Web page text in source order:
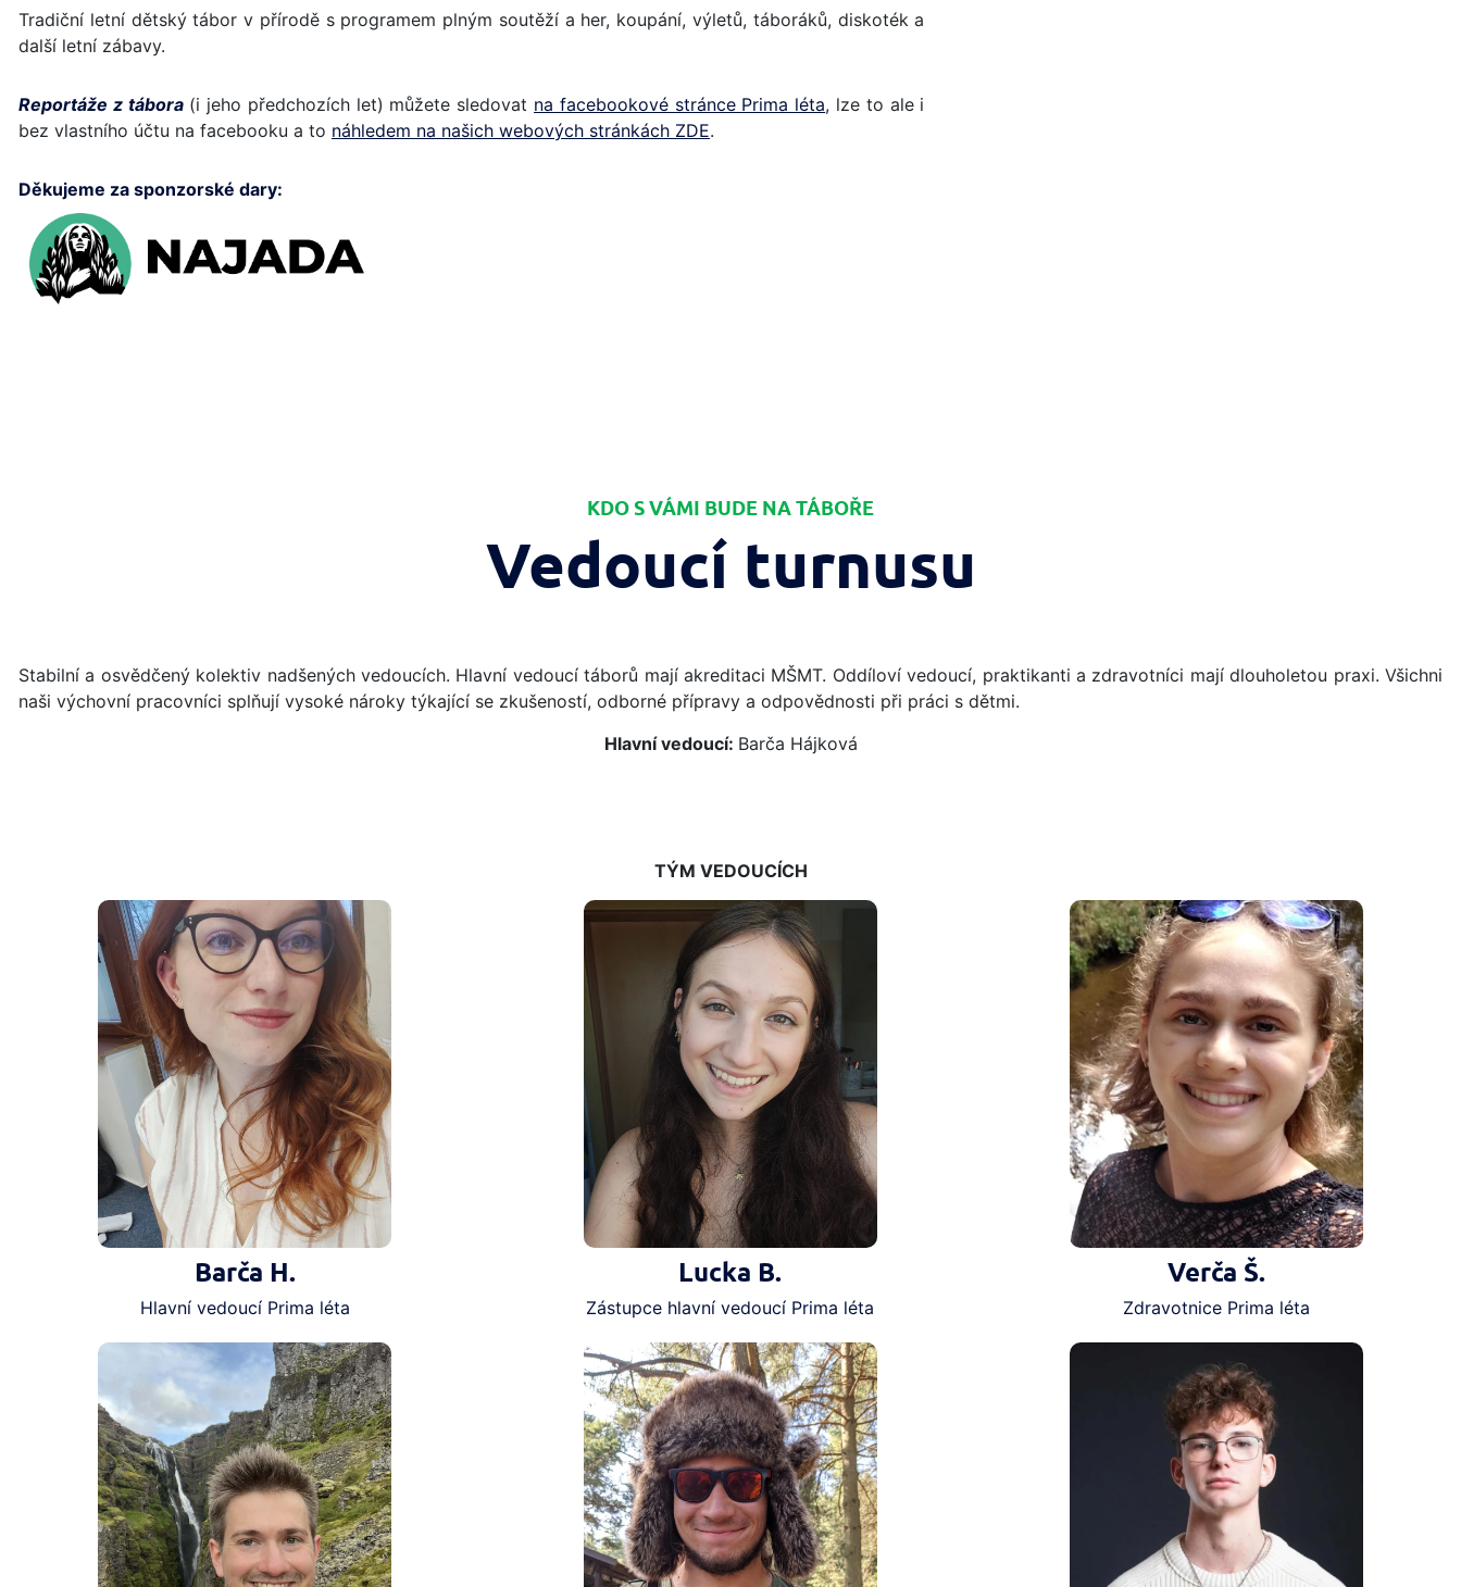
Tradiční letní dětský tábor v přírodě s programem plným soutěží a her, koupání, výletů, táboráků, diskoték a
další letní zábavy.
Reportáže z tábora(i jeho předchozích let) můžete sledovat na facebookové stránce Prima léta, lze to ale i
bez vlastního účtu na facebooku a to náhledem na našich webových stránkách ZDE.
Děkujeme za sponzorské dary:
KDO S VÁMI BUDE NA TÁBOŘE
Vedoucí turnusu
Stabilní a osvědčený kolektiv nadšených vedoucích. Hlavní vedoucí táborů mají akreditaci MŠMT. Oddíloví vedoucí, praktikanti a zdravotníci mají dlouholetou praxi. Všichni
naši výchovní pracovníci splňují vysoké nároky týkající se zkušeností, odborné přípravy a odpovědnosti při práci s dětmi.
Hlavní vedoucí: Barča Hájková
TÝM VEDOUCÍCH
Barča H.
Hlavní vedoucí Prima léta
Lucka B.
Zástupce hlavní vedoucí Prima léta
Verča Š.
Zdravotnice Prima léta